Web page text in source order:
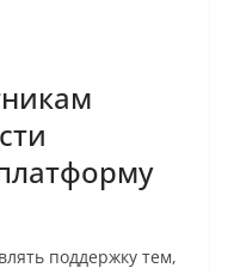
поддержку тем,